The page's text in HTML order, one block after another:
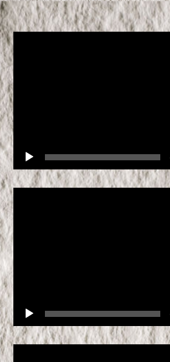
Video
přehrávač
Video
přehrávač
Video